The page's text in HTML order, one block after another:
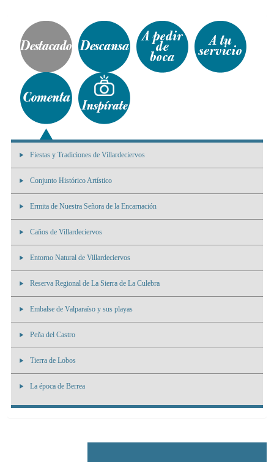
Fiestas y Tradiciones de Villardeciervos
Conjunto Histórico Artístico
Ermita de Nuestra Señora de la Encarnación
Caños de Villardeciervos
Entorno Natural de Villardeciervos
Reserva Regional de La Sierra de La Culebra
Embalse de Valparaíso y sus playas
Peña del Castro
Tierra de Lobos
La época de Berrea